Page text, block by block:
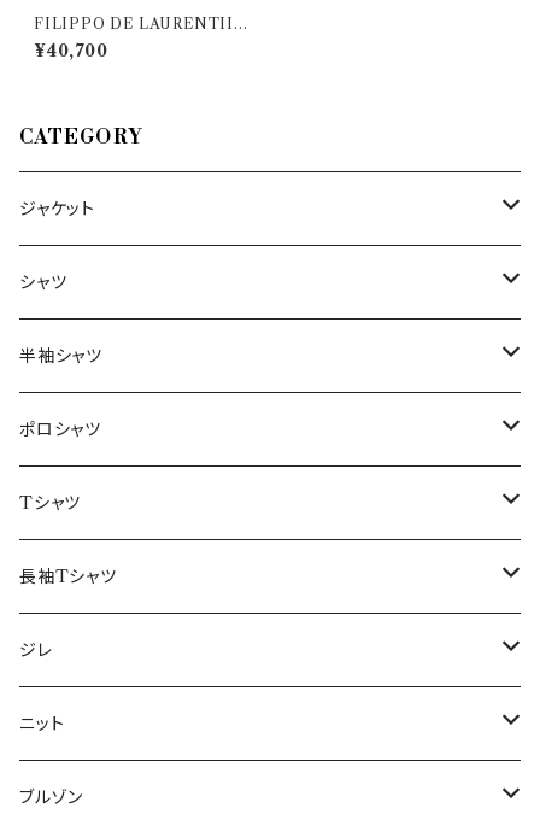
FILIPPO DE LAURENTIIS
（フィリッポ デ ラウレンティス）
丸首セーター 32931
¥40,700
CATEGORY
ジャケット
～44/S
46/M
48/L
50/XL～
シャツ
～44/S
46/M
48/L
50/XL～
半袖シャツ
～44/S
46/M
48/L
50/XL～
ポロシャツ
～44/S
46/M
48/L
50/XL～
Tシャツ
～44/S
46/M
48/L
50/XL～
長袖Tシャツ
～44/S
46/M
48/L
ジレ
～44/S
46/M
ニット
～44/S
ブルゾン